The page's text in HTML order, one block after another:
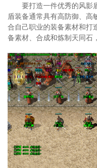
要打造一件优秀的风影
盾装备通常具有高防御、高
合自己职业的装备素材和打
备素材、合成和炼制天同石